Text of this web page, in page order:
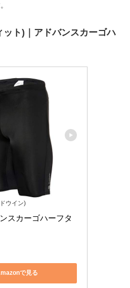
ト)｜アドバンスカーゴハ
ウイン)
スカーゴハーフタ
で見る